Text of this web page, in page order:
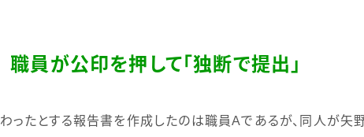
員が公印を押して「独断で提出」
ったとする報告書を作成したのは職員Aであるが、同人が矢